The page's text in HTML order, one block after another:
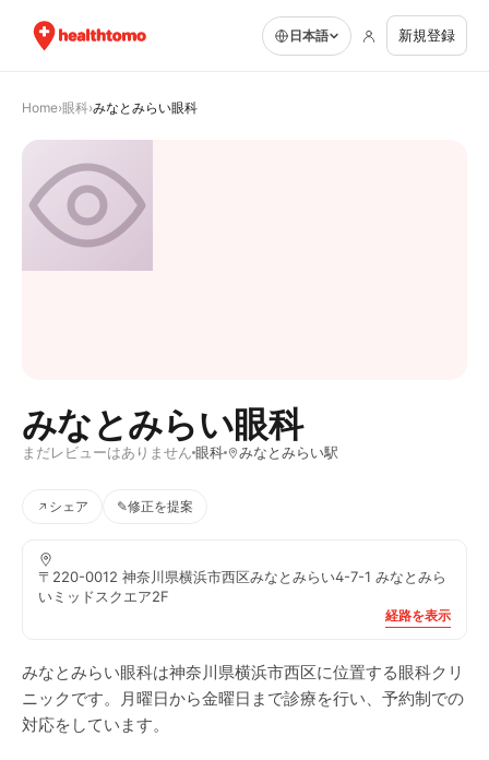
日本語 新規登録
Home›眼科›みなとみらい眼科
みなとみらい眼科
まだレビューはありません 眼科 みなとみらい駅
シェア ✎修正を提案
〒220-0012 神奈川県横浜市西区みなとみらい4-7-1 みなとみら
いミッドスクエア2F
経路を表示
みなとみらい眼科は神奈川県横浜市西区に位置する眼科クリ
ニックです。月曜日から金曜日まで診療を行い、予約制での
対応をしています。